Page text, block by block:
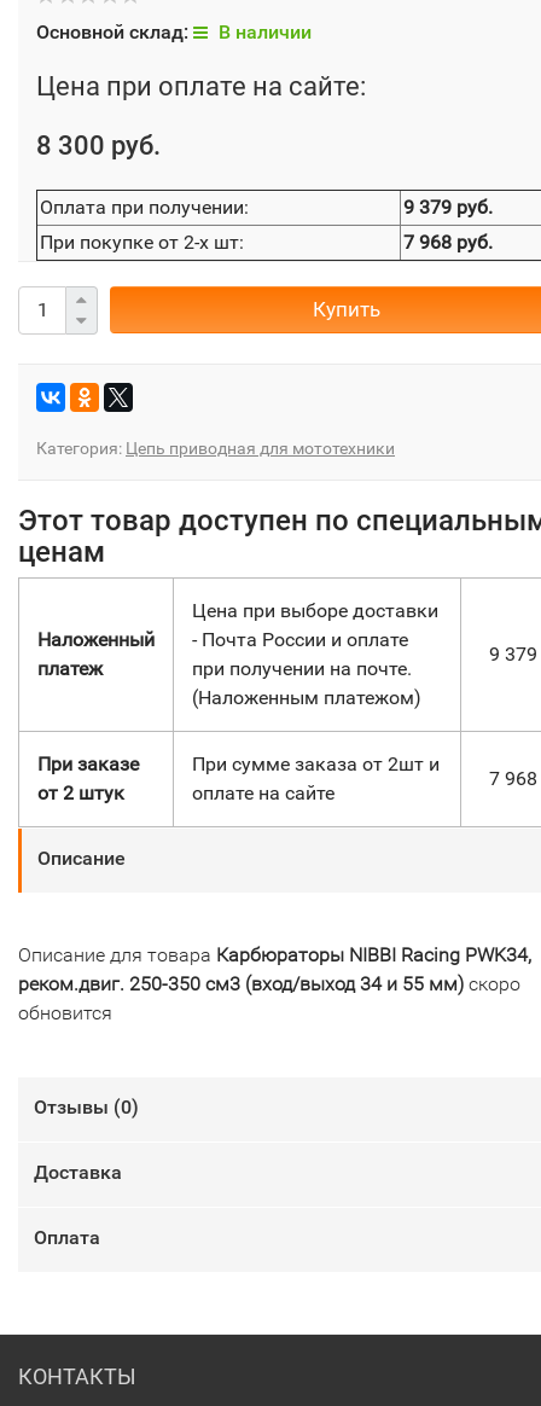
Основной склад: В наличии
Цена при оплате на сайте:
8 300 руб.
Оплата при получении:
9 379 руб.
При покупке от 2-х шт:
7 968 руб.
Купить
Категория: Цепь приводная для мототехники
Этот товар доступен по
ценам
Наложенный
платеж
Цена при выборе доставки
- Почта России и оплате
при получении на почте.
(Наложенным платежом)
9 379
При заказе
от 2 штук
При сумме заказа от 2шт и
оплате на сайте
7 968
Описание
Описание для товара Карбюраторы NIBBI Racing PWK34,
реком.двиг. 250-350 см3 (вход/выход 34 и 55 мм) скоро
обновится
Отзывы (0)
Доставка
Оплата
КОНТАКТЫ